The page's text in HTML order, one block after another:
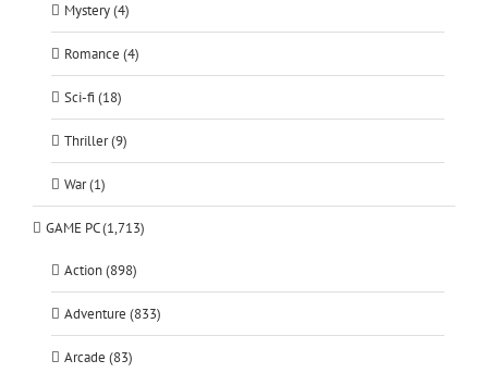
Mystery (4)
Romance (4)
Sci-fi (18)
Thriller (9)
War (1)
GAME PC (1,713)
Action (898)
Adventure (833)
Arcade (83)